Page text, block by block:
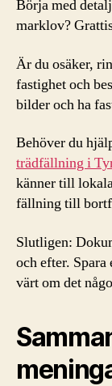
Börja med
marklov?
Är du osäker,
fastighet och
bilder och ha
Behöver du
trädfällning i
känner till
fällning till
Slutligen:
och efter.
värt om det